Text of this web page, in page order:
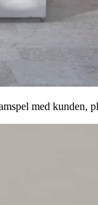
med kunden,